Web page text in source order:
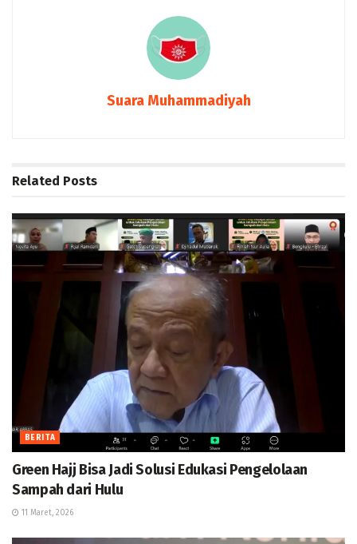
Suara Muhammadiyah
Related Posts
BERITA
Green Hajj Bisa Jadi Solusi Edukasi Pengelolaan
Sampah dari Hulu
11 Maret, 2026